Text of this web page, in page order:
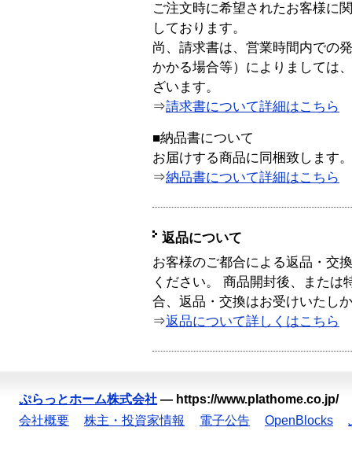
ご注文時に希望されたお客様に
しております。
尚、請求書は、営業時間内での
かかる場合等）によりましては
ざいます。
⇒請求書について詳細はこちら
■納品書について
お届けする商品に同梱致します。
⇒納品書について詳細はこちら
返品について
お客様のご都合による返品・交
ください。 商品開封後、または
合、返品・交換はお受けいたし
⇒返品について詳しくはこちら
ぷらっとホーム株式会社 — https://www.plathome.co.jp/
会社概要
株主・投資家情報 電子公告 OpenBlocks